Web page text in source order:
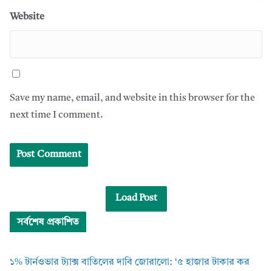
Website
Save my name, email, and website in this browser for the
next time I comment.
Load Post
সর্বশেষ প্রকাশিত
১% টার্নওভার ট্যাক্স বাতিলের দাবি জোরালো: ‘৫ হাজার টাকার কর